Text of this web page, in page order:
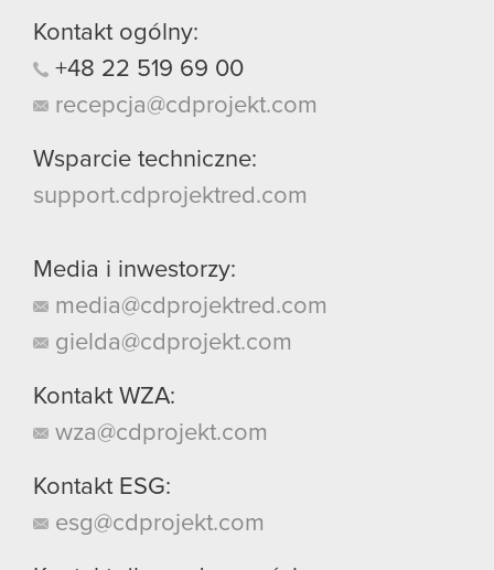
Kontakt ogólny:
+48 22 519 69 00
recepcja@cdprojekt.com
Wsparcie techniczne:
support.cdprojektred.com
Media i inwestorzy:
media@cdprojektred.com
gielda@cdprojekt.com
Kontakt WZA:
wza@cdprojekt.com
Kontakt ESG:
esg@cdprojekt.com